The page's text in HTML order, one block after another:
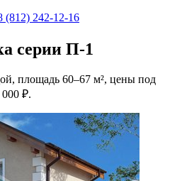
(812) 242-12-16
серии П-1
площадь 60–67 м², цены под
₽.